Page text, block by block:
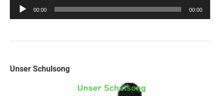
Audio-
00:00 00:00
Unser Schulsong